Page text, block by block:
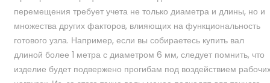
перемещения требует учета не только диаметра и длины, но и
множества других факторов, влияющих на функциональность
готового узла. Например, если вы собираетесь купить вал
длиной более 1 метра с диаметром 6 мм, следует помнить, что
изделие будет подвержено прогибам под воздействием